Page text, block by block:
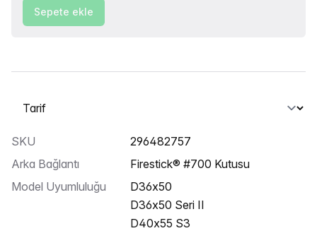
Sepete ekle
Bir sekme seçin
SKU
296482757
Arka Bağlantı
Firestick® #700 Kutusu
Model Uyumluluğu
D36x50
D36x50 Seri II
D40x55 S3